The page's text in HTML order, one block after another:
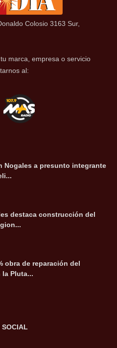
Colosio 3163 Sur,
marca, empresa o servicio
al:
Nogales a presunto integrante
destaca construcción del
obra de reparación del
Pluta...
SOCIAL